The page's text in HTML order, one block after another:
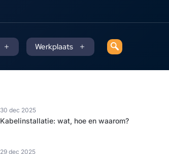
Werkplaats
30 dec 2025
Kabelinstallatie: wat, hoe en waarom?
29 dec 2025